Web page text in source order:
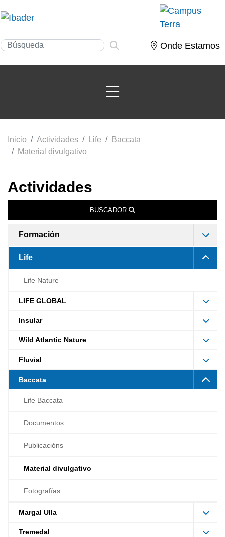
Onde Estamos
Inicio Actividades Life
Baccata
Material divulgativo
Actividades
BUSCADOR
Formación
Life
Life Nature
LIFE GLOBAL
Insular
Wild Atlantic Nature
Fluvial
Baccata
Life Baccata
Documentos
Publicacións
Material divulgativo
Fotografías
Margal Ulla
Tremedal